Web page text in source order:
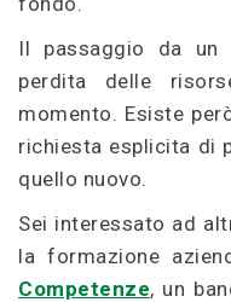
Il passaggio da
perdita delle
momento. Esiste
richiesta esplicita di
quello nuovo.
Sei interessato ad
la formazione
Competenze, un